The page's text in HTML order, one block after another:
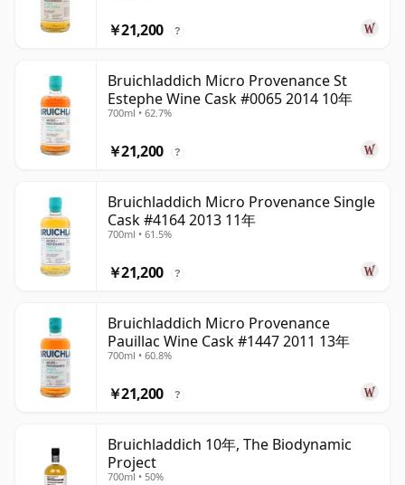
￥21,200 ?
Bruichladdich Micro Provenance St
Estephe Wine Cask #0065 2014 10年
700ml • 62.7%
￥21,200 ?
Bruichladdich Micro Provenance Single
Cask #4164 2013 11年
700ml • 61.5%
￥21,200 ?
Bruichladdich Micro Provenance
Pauillac Wine Cask #1447 2011 13年
700ml • 60.8%
￥21,200 ?
Bruichladdich 10年, The Biodynamic
Project
700ml • 50%